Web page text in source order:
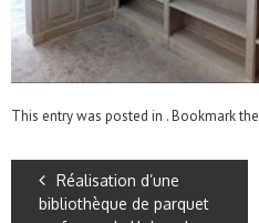
This entry was posted in . Bookmark the
Réalisation d’une
bibliothèque de parquet